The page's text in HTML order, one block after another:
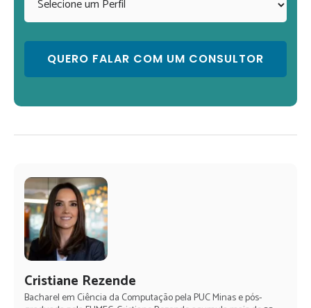
Cristiane Rezende
Bacharel em Ciência da Computação pela PUC Minas e pós-